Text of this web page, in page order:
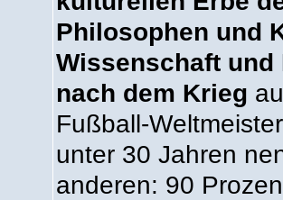
Philosophen und
Wissenschaft
nach dem Krieg
Fußball-
unter 30 Jahren
anderen: 90